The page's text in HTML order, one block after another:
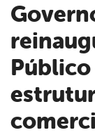
Governo de Cabrobó